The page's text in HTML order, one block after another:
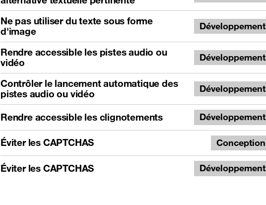
Ne pas utiliser du texte sous forme
d'image
Développement
Rendre accessible les pistes audio ou
vidéo
Développement
Contrôler le lancement automatique des
pistes audio ou vidéo
Développement
Rendre accessible les clignotements Développement
Éviter les CAPTCHAS Conception
Éviter les CAPTCHAS Développement